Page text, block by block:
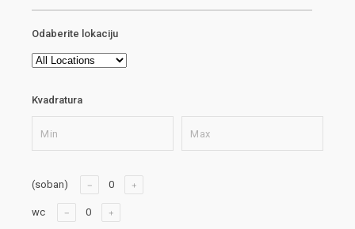
Odaberite lokaciju
Kvadratura
(soban)
wc